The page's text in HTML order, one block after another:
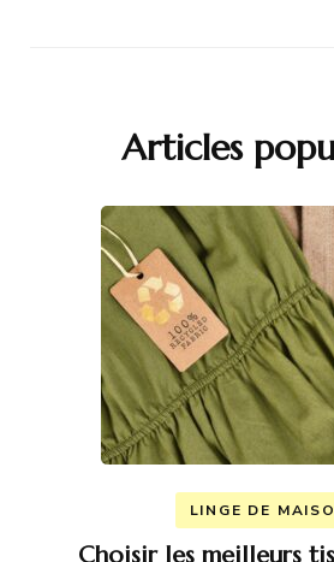
Articles
LINGE DE
Choisir les meilleurs